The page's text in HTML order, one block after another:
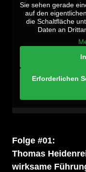
Sie sehen gerade
auf den
die Schaltfläche
Daten an
Erforderlichen
Folge #01:
Thomas
wirksame